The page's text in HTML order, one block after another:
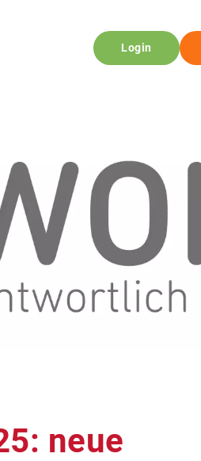
Login
neue